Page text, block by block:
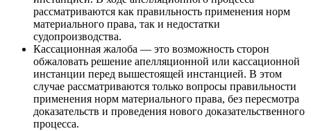
рассматриваются как правильность применения норм
материального права, так и недостатки
судопроизводства.
Кассационная жалоба — это возможность сторон
обжаловать решение апелляционной или кассационной
инстанции перед вышестоящей инстанцией. В этом
случае рассматриваются только вопросы правильности
применения норм материального права, без пересмотра
доказательств и проведения нового доказательственного
процесса.